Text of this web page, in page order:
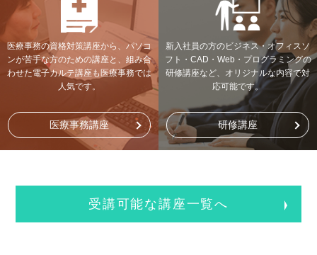
医療事務の資格対策講座から、パソコ
ンが苦手な方のための講座と、組み合
わせた電子カルテ講座も医療事務では
人気です。
医療事務講座
新入社員の方のビジネス・オフィスソ
フト・CAD・Web・プログラミングの
研修講座など、オリジナルな内容で対
応可能です。
研修講座
受講可能な講座一覧へ